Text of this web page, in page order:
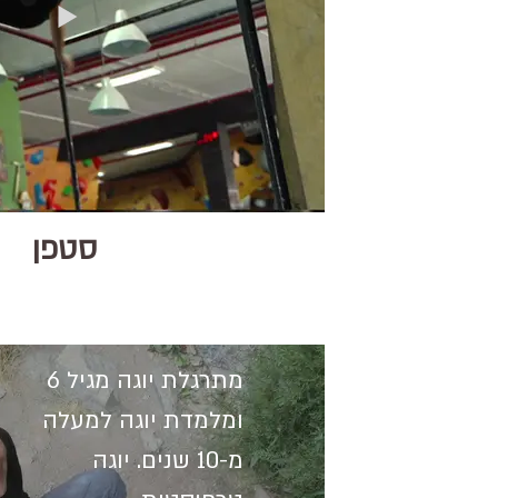
סטפן
מתרגלת יוגה מגיל 6
ומלמדת יוגה למעלה
מ-10 שנים. יוגה